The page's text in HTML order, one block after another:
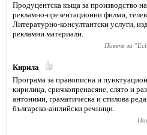
Продуцентска къща за производство
рекламно-презентационни филми,
Литературно-консултантски услуги,
рекламни материали.
Повече за "
Кирила
Програма за правописна и
кирилица, сричкопренасяне, слято и
антоними, граматическа и стилова
българско-английски речници.